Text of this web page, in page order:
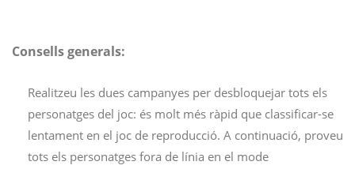
Consells generals:
Realitzeu les dues campanyes per desbloquejar tots els
personatges del joc: és molt més ràpid que classificar-se
lentament en el joc de reproducció. A continuació, proveu
tots els personatges fora de línia en el mode